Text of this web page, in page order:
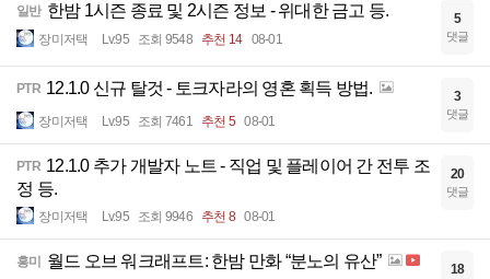
일반 한밤 1시즌 종료 및 2시즌 정보 - 위대한 금고 등.
장미저택 Lv.95 조회 9548 추천 14 08-01
5
댓글
PTR 12.1.0 신규 탈것 - 토크자라의 영혼 획득 방법.
장미저택 Lv.95 조회 7461 추천 5 08-01
3
댓글
PTR 12.1.0 추가 개발자 노트 - 직업 및 플레이어 간 전투 조
정 등.
장미저택 Lv.95 조회 9946 추천 8 08-01
20
댓글
흥미 월드 오브 워크래프트: 한밤 만화 “분노의 유산” 18